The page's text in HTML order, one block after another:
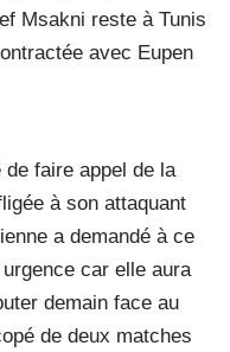
Msakni reste à Tunis
avec Eupen
faire appel de la
à son attaquant
a demandé à ce
car elle aura
demain face au
de deux matches